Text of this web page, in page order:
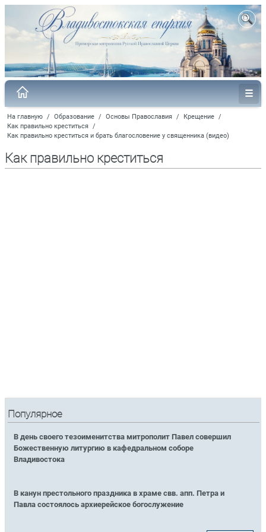
На главную / Образование / Основы Православия / Крещение /
Как правильно креститься /
Как правильно креститься и брать благословение у священника (видео)
Как правильно креститься
Популярное
В день своего тезоименитства митрополит Павел совершил
Божественную литургию в кафедральном соборе
Владивостока
В канун престольного праздника в храме свв. апп. Петра и
Павла состоялось архиерейское богослужение